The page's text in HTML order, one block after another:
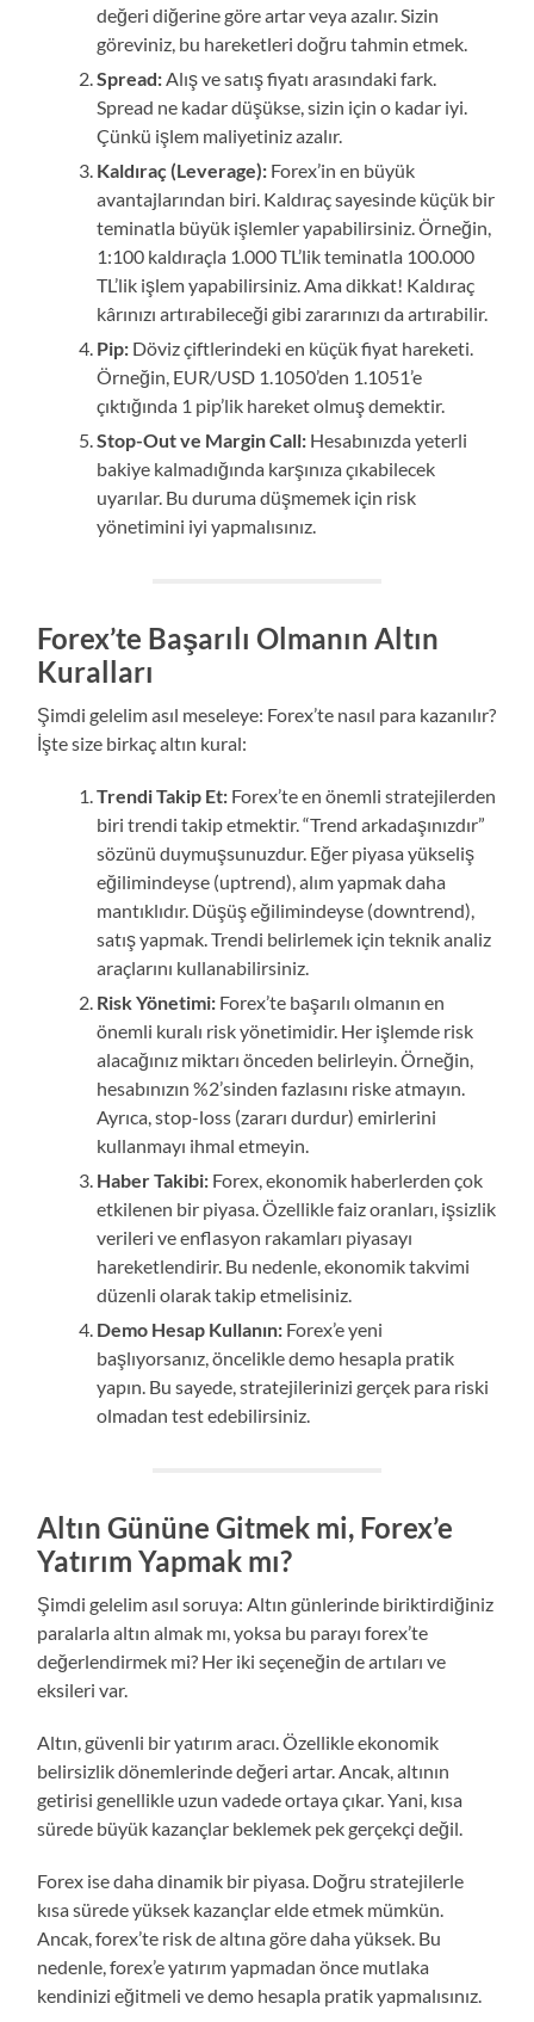
değeri diğerine göre artar veya azalır. Sizin
göreviniz, bu hareketleri doğru tahmin etmek.
Spread:Alış ve satış fiyatı arasındaki fark.
Spread ne kadar düşükse, sizin için o kadar iyi.
Çünkü işlem maliyetiniz azalır.
Kaldıraç (Leverage): Forex’in en büyük
avantajlarından biri. Kaldıraç sayesinde küçük bir
teminatla büyük işlemler yapabilirsiniz. Örneğin,
1:100 kaldıraçla 1.000 TL’lik teminatla 100.000
TL’lik işlem yapabilirsiniz. Ama dikkat! Kaldıraç
kârınızı artırabileceği gibi zararınızı da artırabilir.
Pip: Döviz çiftlerindeki en küçük fiyat hareketi.
Örneğin, EUR/USD 1.1050’den 1.1051’e
çıktığında 1 pip’lik hareket olmuş demektir.
Stop-Out ve Margin Call: Hesabınızda yeterli
bakiye kalmadığında karşınıza çıkabilecek
uyarılar. Bu duruma düşmemek için risk
yönetimini iyi yapmalısınız.
Forex’te Başarılı Olmanın Altın
Kuralları
Şimdi gelelim asıl meseleye: Forex’te nasıl para kazanılır?
İşte size birkaç altın kural:
Trendi Takip Et: Forex’te en önemli stratejilerden
biri trendi takip etmektir. “Trend arkadaşınızdır”
sözünü duymuşsunuzdur. Eğer piyasa yükseliş
eğilimindeyse (uptrend), alım yapmak daha
mantıklıdır. Düşüş eğilimindeyse (downtrend),
satış yapmak. Trendi belirlemek için teknik analiz
araçlarını kullanabilirsiniz.
Risk Yönetimi: Forex’te başarılı olmanın en
önemli kuralı risk yönetimidir. Her işlemde risk
alacağınız miktarı önceden belirleyin. Örneğin,
hesabınızın %2’sinden fazlasını riske atmayın.
Ayrıca, stop-loss (zararı durdur) emirlerini
kullanmayı ihmal etmeyin.
Haber Takibi: Forex, ekonomik haberlerden çok
etkilenen bir piyasa. Özellikle faiz oranları, işsizlik
verileri ve enflasyon rakamları piyasayı
hareketlendirir. Bu nedenle, ekonomik takvimi
düzenli olarak takip etmelisiniz.
Demo Hesap Kullanın: Forex’e yeni
başlıyorsanız, öncelikle demo hesapla pratik
yapın. Bu sayede, stratejilerinizi gerçek para riski
olmadan test edebilirsiniz.
Altın Gününe Gitmek mi, Forex’e
Yatırım Yapmak mı?
Şimdi gelelim asıl soruya: Altın günlerinde biriktirdiğiniz
paralarla altın almak mı, yoksa bu parayı forex’te
değerlendirmek mi? Her iki seçeneğin de artıları ve
eksileri var.
Altın, güvenli bir yatırım aracı. Özellikle ekonomik
belirsizlik dönemlerinde değeri artar. Ancak, altının
getirisi genellikle uzun vadede ortaya çıkar. Yani, kısa
sürede büyük kazançlar beklemek pek gerçekçi değil.
Forex ise daha dinamik bir piyasa. Doğru stratejilerle
kısa sürede yüksek kazançlar elde etmek mümkün.
Ancak, forex’te risk de altına göre daha yüksek. Bu
nedenle, forex’e yatırım yapmadan önce mutlaka
kendinizi eğitmeli ve demo hesapla pratik yapmalısınız.